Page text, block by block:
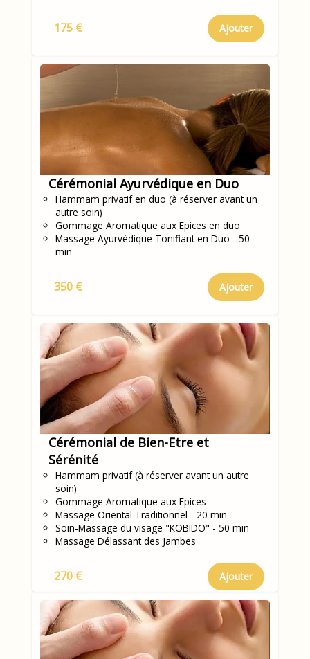
175 € Ajouter
Cérémonial Ayurvédique en Duo
Hammam privatif en duo (à réserver avant un
autre soin)
Gommage Aromatique aux Epices en duo
Massage Ayurvédique Tonifiant en Duo - 50
min
350 € Ajouter
Cérémonial de Bien-Etre et
Sérénité
Hammam privatif (à réserver avant un autre
soin)
Gommage Aromatique aux Epices
Massage Oriental Traditionnel - 20 min
Soin-Massage du visage "KOBIDO" - 50 min
Massage Délassant des Jambes
270 € Ajouter